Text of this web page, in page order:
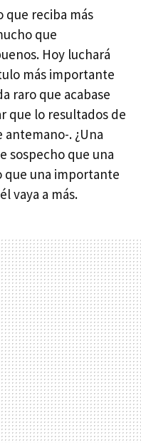
que reciba más
que
Hoy luchará
más importante
raro que acabase
que lo resultados de
. ¿Una
sospecho que una
que una importante
vaya a más.